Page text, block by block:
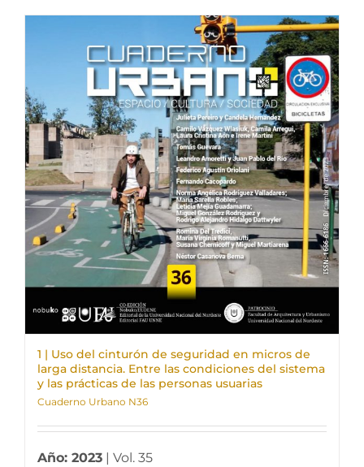
1 | Uso del cinturón de seguridad en micros de
larga distancia. Entre las condiciones del sistema
y las prácticas de las personas usuarias
Cuaderno Urbano N36
Año: 2023 | Vol. 35